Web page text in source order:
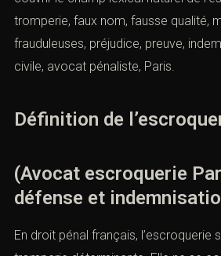
tromperie, faux nom, fausse qualité,
frauduleuses, préjudice, preuve,
civile, avocat pénaliste, Paris.
Définition de
(Avocat escroquerie
défense et
En droit pénal français, l’escroquerie